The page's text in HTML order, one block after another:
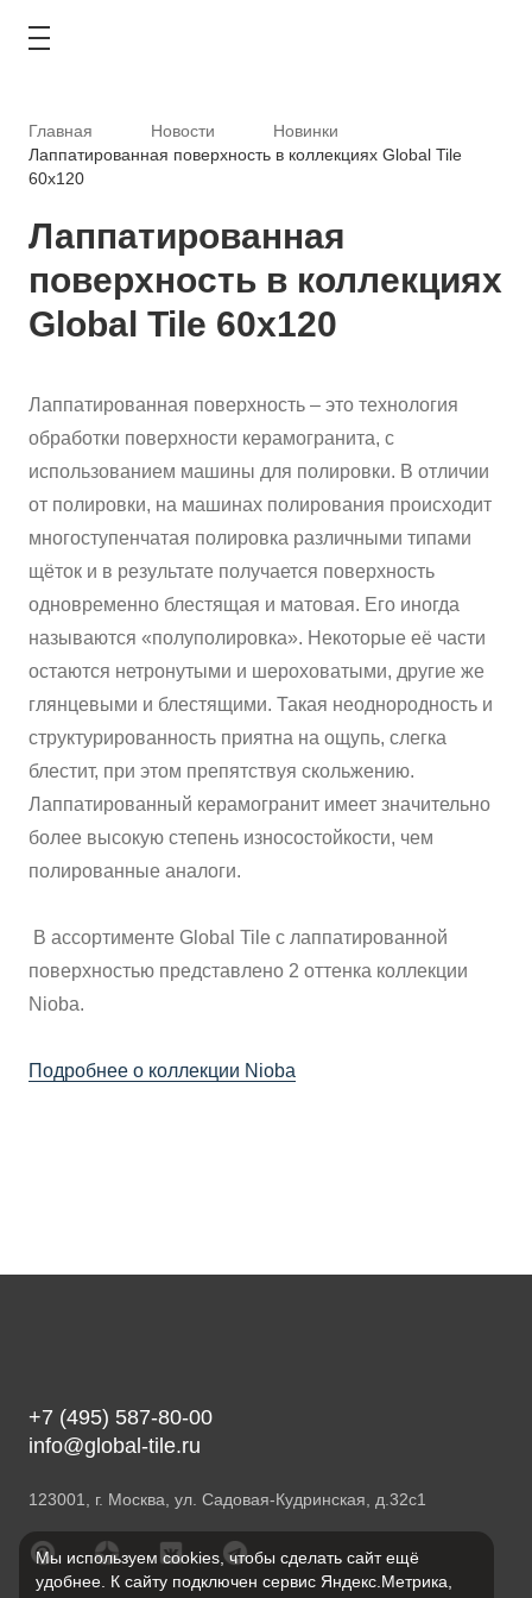
КАТАЛОГ
АКЦИИ
ОПЛАТА И ДОСТАВКА
О КОМПАНИИ
ВАЖНОЕ
CОТРУДНИЧЕСТВО
КОНТАКТЫ
Главная Новости
Новинки
Лаппатированная поверхность в коллекциях Global Tile
60х120
Лаппатированная
поверхность в коллекциях
Global Tile 60х120
Лаппатированная поверхность – это технология
обработки поверхности керамогранита, с
использованием машины для полировки. В отличии
от полировки, на машинах полирования происходит
многоступенчатая полировка различными типами
щёток и в результате получается поверхность
одновременно блестящая и матовая. Его иногда
называются «полуполировка». Некоторые её части
остаются нетронутыми и шероховатыми, другие же
глянцевыми и блестящими. Такая неоднородность и
структурированность приятна на ощупь, слегка
блестит, при этом препятствуя скольжению.
Лаппатированный керамогранит имеет значительно
более высокую степень износостойкости, чем
полированные аналоги.
В ассортименте Global Tile с лаппатированной
поверхностью представлено 2 оттенка коллекции
Niobа.
Подробнее о коллекции Nioba
+7 (495) 587-80-00
info@global-tile.ru
123001, г. Москва, ул. Садовая-Кудринская, д.32с1
Мы используем cookies, чтобы сделать сайт ещё
удобнее. К сайту подключен сервис Яндекс.Метрика,